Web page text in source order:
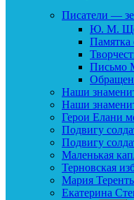
Писатели —
Ю. М.
Письмо
Наши
Наши
Герои Елани
Подвигу
Подвигу
Маленькая
Терновская
Мария
Екатерина